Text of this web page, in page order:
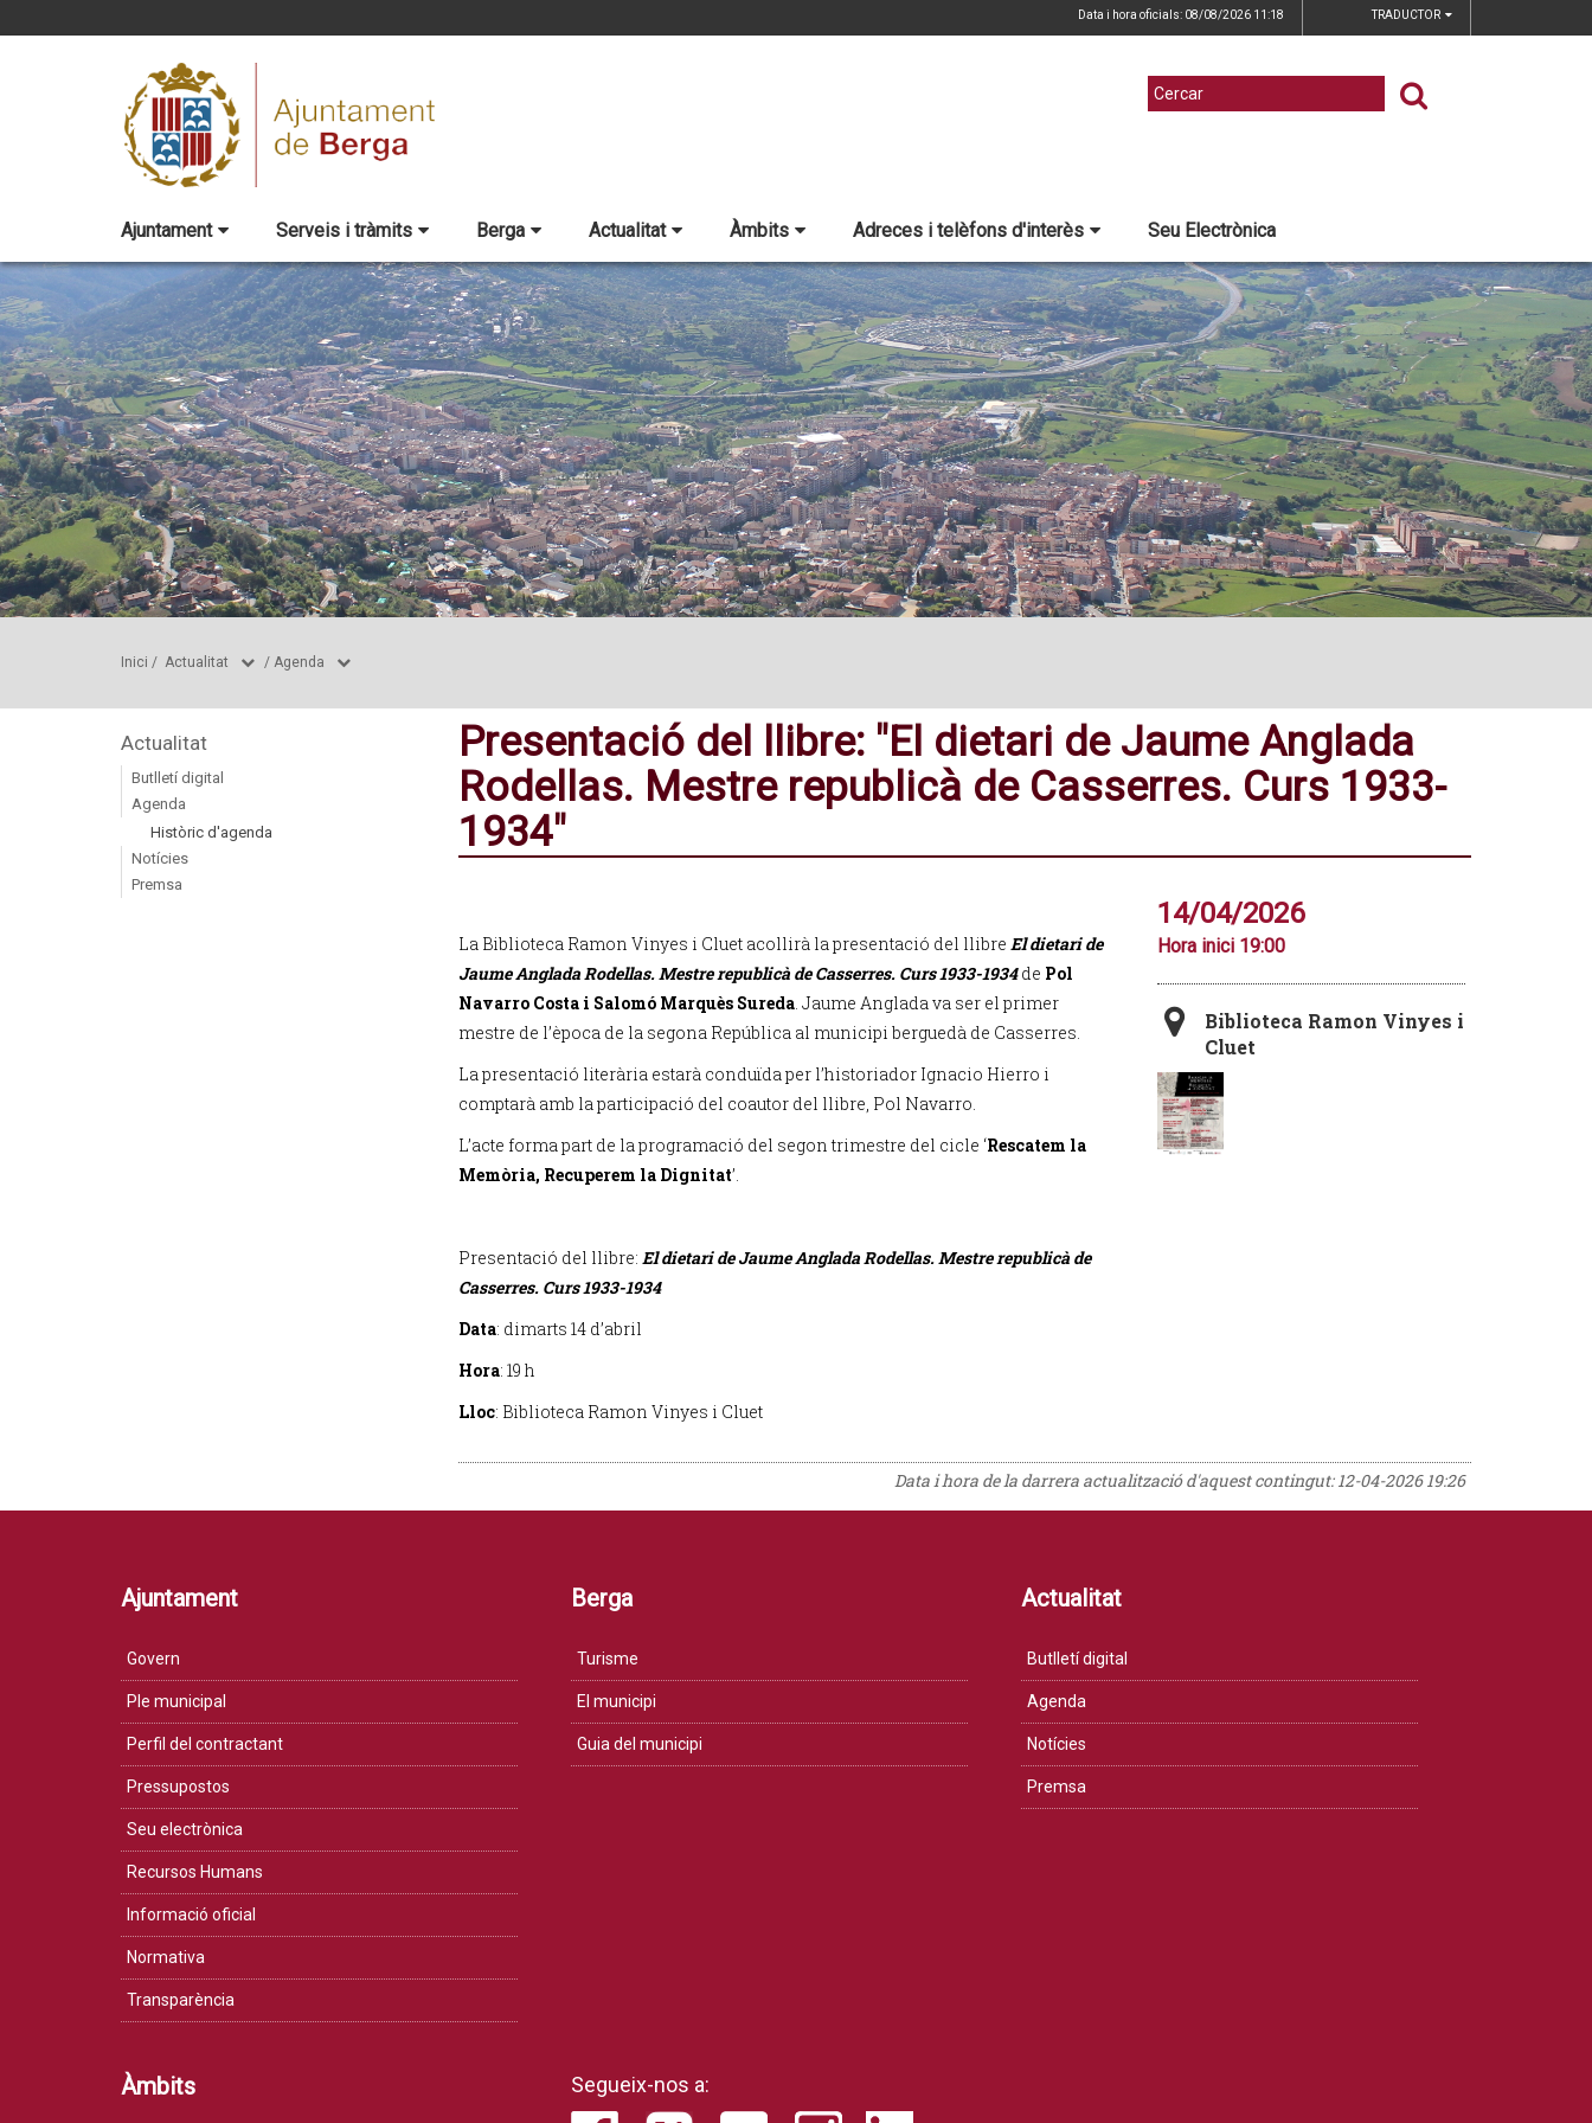
Data i hora oficials: 08/08/2026 11:18 TRADUCTOR
Ajuntament Serveis i tràmits Berga Actualitat Àmbits Adreces i telèfons d'interès Seu Electrònica
Inici / Actualitat / Agenda
Actualitat
Butlletí digital
Agenda
Històric d'agenda
Notícies
Premsa
Presentació del llibre: "El dietari de Jaume Anglada
Rodellas. Mestre republicà de Casserres. Curs 1933-
1934"
La Biblioteca Ramon Vinyes i Cluet acollirà la presentació del llibre El dietari de
Jaume Anglada Rodellas. Mestre republicà de Casserres. Curs 1933-1934de Pol
Navarro Costa i Salomó Marquès Sureda. Jaume Anglada va ser el primer
mestre de l’època de la segona República al municipi berguedà de Casserres.
La presentació literària estarà conduïda per l’historiador Ignacio Hierro i
comptarà amb la participació del coautor del llibre, Pol Navarro.
L’acte forma part de la programació del segon trimestre del cicle ‘Rescatem la
Memòria, Recuperem la Dignitat’.
Presentació del llibre: El dietari de Jaume Anglada Rodellas. Mestre republicà de
Casserres. Curs 1933-1934
Data: dimarts 14 d’abril
Hora: 19 h
Lloc: Biblioteca Ramon Vinyes i Cluet
14/04/2026
Hora inici 19:00
Biblioteca Ramon Vinyes i
Cluet
Data i hora de la darrera actualització d'aquest contingut:12-04-2026 19:26
Ajuntament
Govern
Ple municipal
Perfil del contractant
Pressupostos
Seu electrònica
Recursos Humans
Informació oficial
Normativa
Transparència
Berga
Turisme
El municipi
Guia del municipi
Actualitat
Butlletí digital
Agenda
Notícies
Premsa
Àmbits Segueix-nos a: